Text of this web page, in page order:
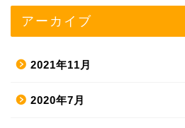
アーカイブ
2021年11月
2020年7月